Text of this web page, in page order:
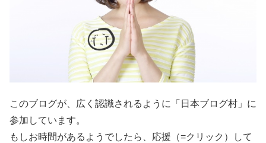
このブログが、広く認識されるように「日本ブログ村」に
参加しています。
もしお時間があるようでしたら、応援（=クリック）して